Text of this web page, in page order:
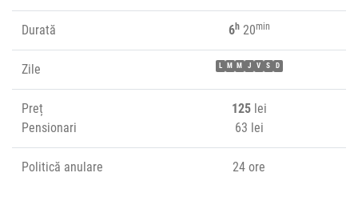
Durată 6h20min
Zile L M M J V S D
Preț
Pensionari
125lei
63 lei
Politică anulare 24 ore